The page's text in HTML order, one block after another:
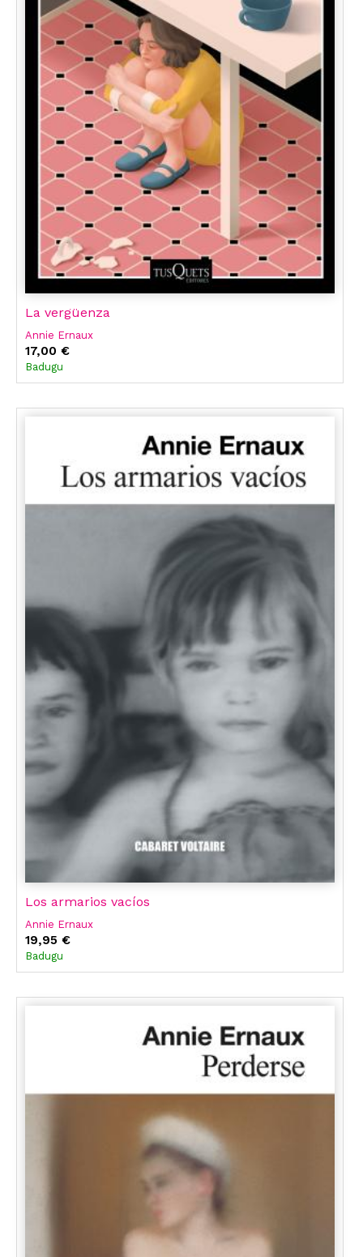
La vergüenza
Annie Ernaux
17,00 €
Badugu
Los armarios vacíos
Annie Ernaux
19,95 €
Badugu